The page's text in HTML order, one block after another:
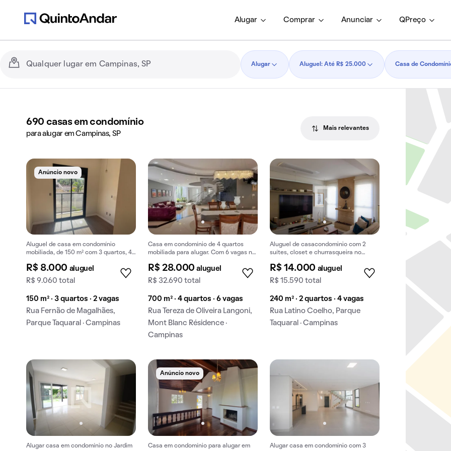
Alugar Comprar Anunciar QPreço
Alugar Aluguel: Até R$ 25.000 Casa de
690 casas em condomínio
para alugar em Campinas, SP
Mais relevantes
Anúncio novo
Aluguel de casa em condomínio
mobiliada, de 150 m² com 3 quartos, 4
Parque Taquaral.
R$ 8.000 aluguel
R$ 9.060 total
150 m² · 3 quartos · 2 vagas
Rua Fernão de Magalhães,
Parque Taquaral · Campinas
Casa em condomínio de 4 quartos
mobiliada para alugar. Com 6 vagas na
R$ 28.000aluguel
R$ 32.690 total
700 m² · 4 quartos · 6 vagas
Rua Tereza de Oliveira Langoni,
Mont Blanc Résidence ·
Campinas
Aluguel de casacondominio com 2
suítes, closet e churrasqueira no
R$ 14.000 aluguel
R$ 15.590 total
240 m² · 2 quartos · 4 vagas
Rua Latino Coelho, Parque
Taquaral · Campinas
Alugar casa em condomínio no Jardim
Anúncio novo
Casa em condomínio para alugar em Alugar casa em condomínio com 3